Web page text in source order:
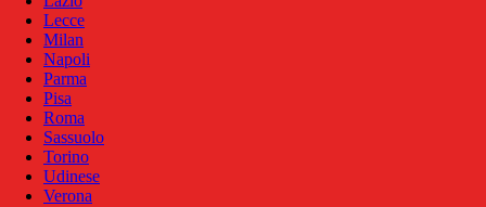
Lecce
Milan
Napoli
Parma
Pisa
Roma
Sassuolo
Torino
Udinese
Verona